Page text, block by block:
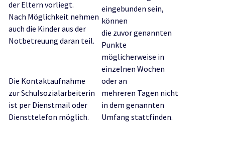
der Eltern vorliegt.
Nach Möglichkeit nehmen
auch die Kinder aus der
Notbetreuung daran teil.
Die Kontaktaufnahme
zur Schulsozialarbeiterin
ist per Dienstmail oder
Diensttelefon möglich.
eingebunden sein,
können
die zuvor genannten
Punkte
möglicherweise in
einzelnen Wochen
oder an
mehreren Tagen nicht
in dem genannten
Umfang stattfinden.